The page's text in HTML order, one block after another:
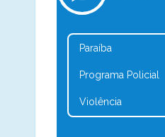
Paraíba
Programa Policial
Violência